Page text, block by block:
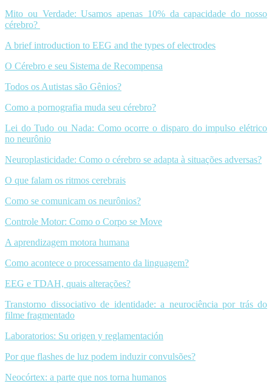
Mito ou Verdade: Usamos apenas 10% da capacidade do nosso
cérebro?
A brief introduction to EEG and the types of electrodes
O Cérebro e seu Sistema de Recompensa
Todos os Autistas são Gênios?
Como a pornografia muda seu cérebro?
Lei do Tudo ou Nada: Como ocorre o disparo do impulso elétrico
no neurônio
Neuroplasticidade: Como o cérebro se adapta à situações adversas?
O que falam os ritmos cerebrais
Como se comunicam os neurônios?
Controle Motor: Como o Corpo se Move
A aprendizagem motora humana
Como acontece o processamento da linguagem?
EEG e TDAH, quais alterações?
Transtorno dissociativo de identidade: a neurociência por trás do
filme fragmentado
Laboratorios: Su origen y reglamentación
Por que flashes de luz podem induzir convulsões?
Neocórtex: a parte que nos torna humanos